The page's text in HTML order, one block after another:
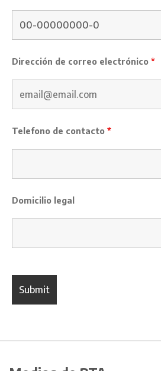
Dirección de correo electrónico *
Telefono de contacto *
Domicilio legal